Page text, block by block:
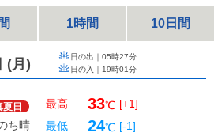
1時間 10日間
(月 ) 日の出｜ 05時27分
日の入｜ 19時01分
夏日
ち晴
最高 33℃ [+1]
最低
24℃ [-1]